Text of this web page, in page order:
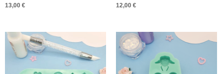
13,00 € 12,00 €